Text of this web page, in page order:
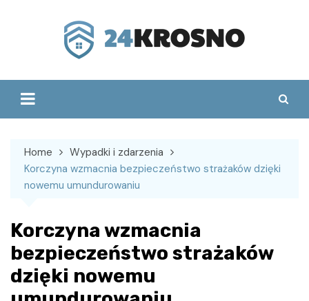
Home
Wypadki i zdarzenia
Korczyna wzmacnia bezpieczeństwo strażaków dzięki
nowemu umundurowaniu
Korczyna wzmacnia
bezpieczeństwo strażaków
dzięki nowemu